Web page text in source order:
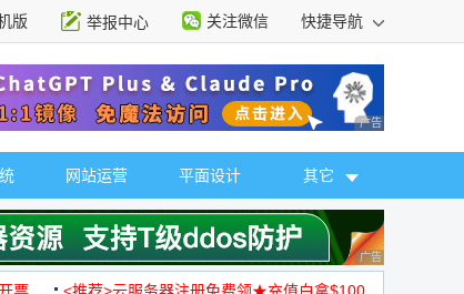
版 举报中心 关注微信 快捷导航
广告 商业广告，理
网站运营 平面设计 其它
广告 商业广告，理